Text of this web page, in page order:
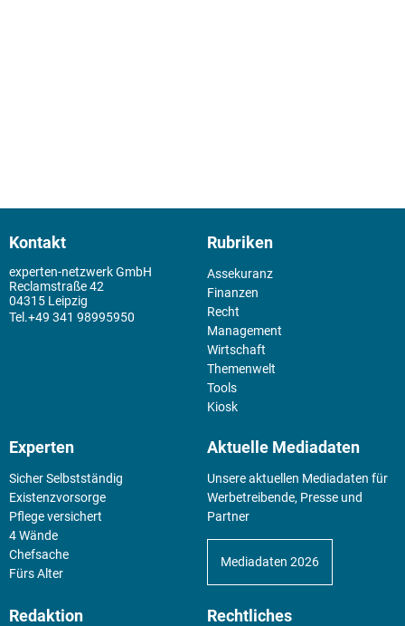
Kontakt
experten-netzwerk GmbH
Reclamstraße 42
04315 Leipzig
+49 341 98995950
Rubriken
Assekuranz
Finanzen
Recht
Management
Wirtschaft
Themenwelt
Tools
Kiosk
Experten
Sicher Selbstständig
Existenz­vorsorge
Pflege versichert
4 Wände
Chefsache
Fürs Alter
Aktuelle Mediadaten
Unsere aktuellen Mediadaten für
Werbetreibende, Presse und
Partner
Mediadaten 2026
Redaktion Rechtliches